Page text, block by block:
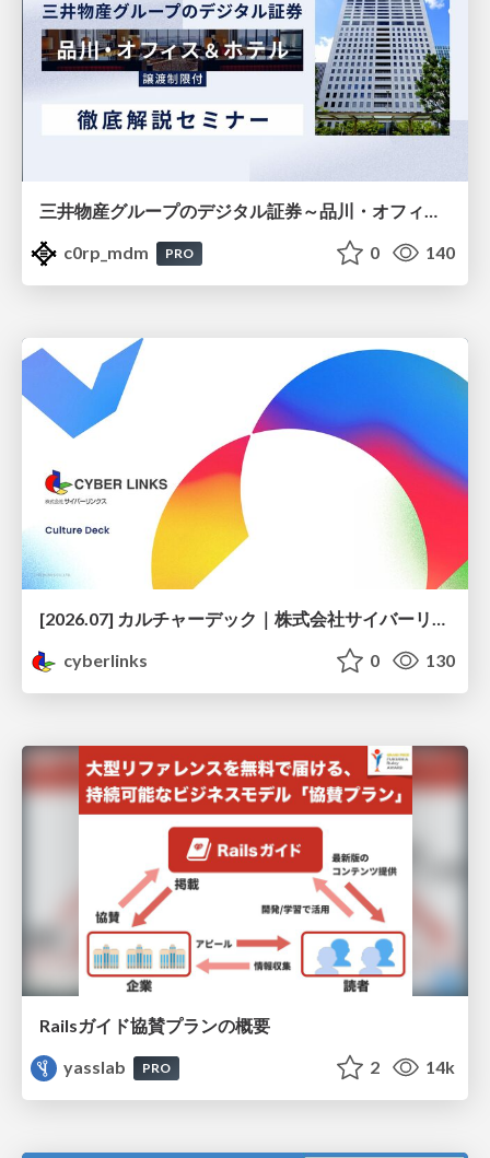
三井物産グループのデジタル証券～品川・オフィス＆ホテル～徹底解説セミナー
c0rp_mdm
PRO 0 140
cyberlinks
0 130
Railsガイド協賛プランの概要
yasslab
PRO 2 14k